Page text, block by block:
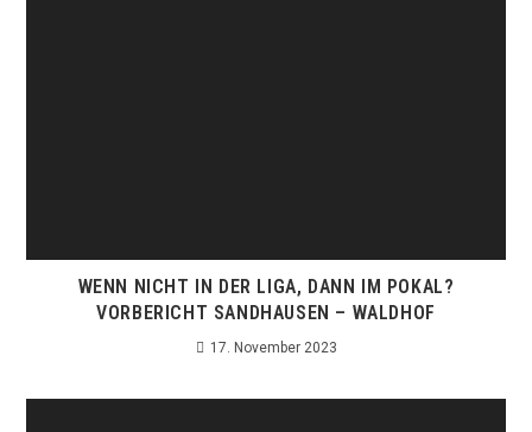
WENN NICHT IN DER LIGA, DANN IM POKAL?
VORBERICHT SANDHAUSEN – WALDHOF
17. November 2023